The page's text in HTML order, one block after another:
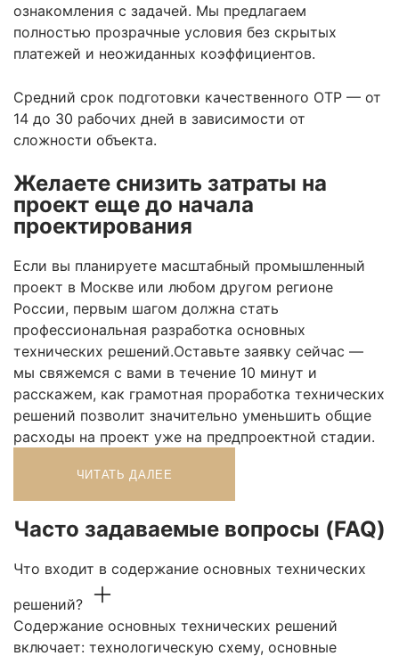
ознакомления с задачей. Мы предлагаем
полностью прозрачные условия без скрытых
платежей и неожиданных коэффициентов.
Средний срок подготовки качественного ОТР — от
14 до 30 рабочих дней в зависимости от
сложности объекта.
Желаете снизить затраты на
проект еще до начала
проектирования
Если вы планируете масштабный промышленный
проект в Москве или любом другом регионе
России, первым шагом должна стать
профессиональная разработка основных
технических решений.Оставьте заявку сейчас —
мы свяжемся с вами в течение 10 минут и
расскажем, как грамотная проработка технических
решений позволит значительно уменьшить общие
расходы на проект уже на предпроектной стадии.
ЧИТАТЬ ДАЛЕЕ
Часто задаваемые вопросы (FAQ)
Что входит в содержание основных технических
решений?
Содержание основных технических решений
включает: технологическую схему, основные